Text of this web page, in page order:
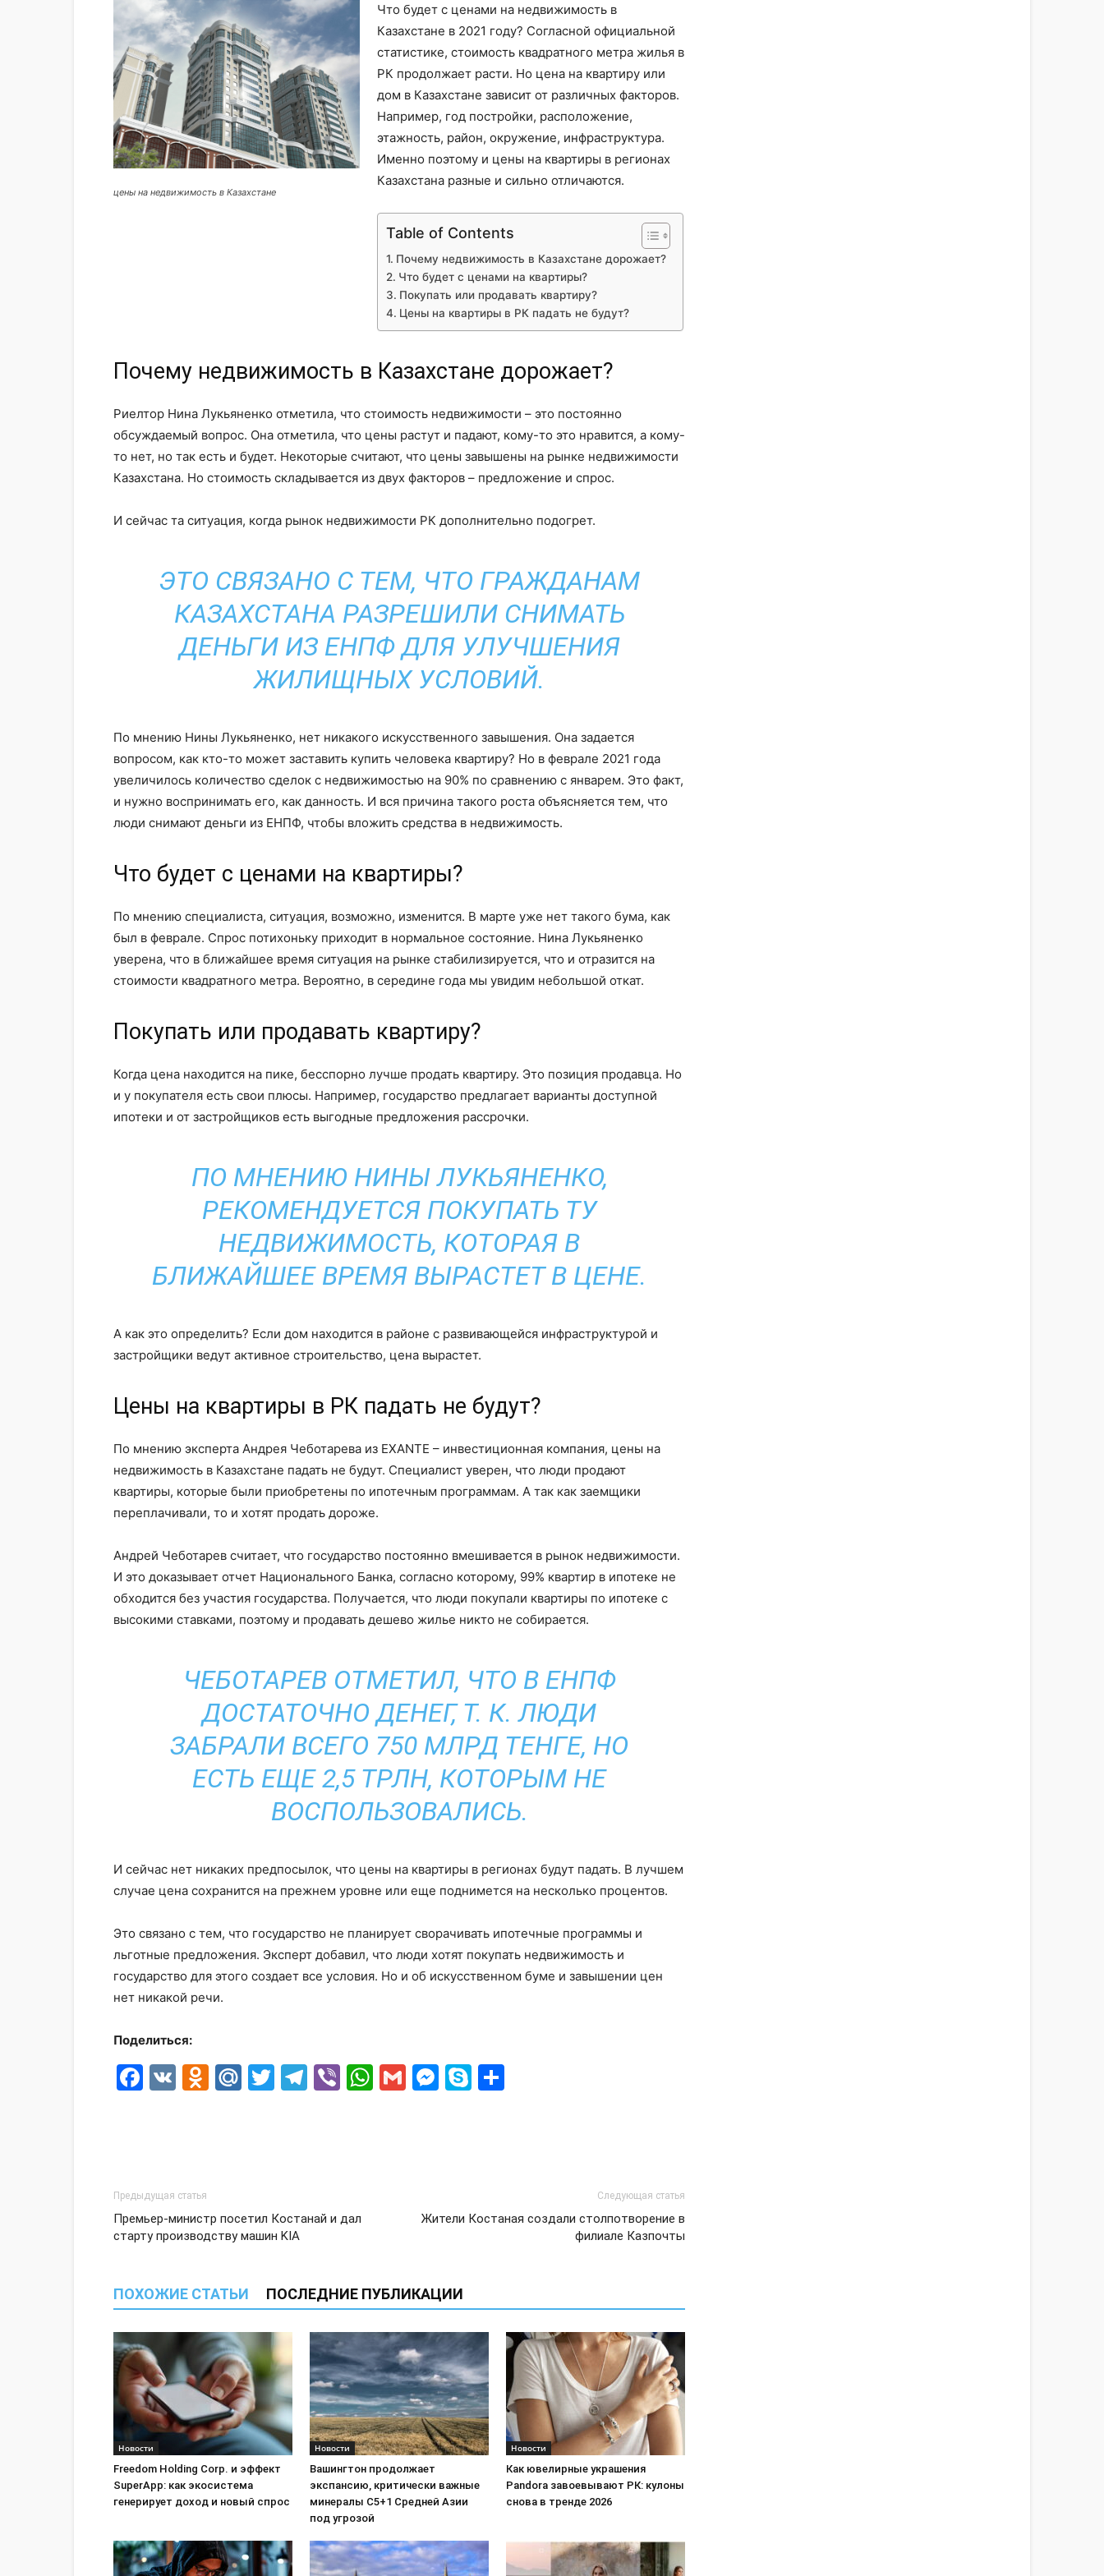
цены на недвижимость в Казахстане
Что будет с ценами на недвижимость в
Казахстане в 2021 году? Согласной официальной
статистике, стоимость квадратного метра жилья в
РК продолжает расти. Но цена на квартиру или
дом в Казахстане зависит от различных факторов.
Например, год постройки, расположение,
этажность, район, окружение, инфраструктура.
Именно поэтому и цены на квартиры в регионах
Казахстана разные и сильно отличаются.
Table of Contents
Почему недвижимость в Казахстане дорожает?
Что будет с ценами на квартиры?
Покупать или продавать квартиру?
Цены на квартиры в РК падать не будут?
Почему недвижимость в Казахстане дорожает?
Риелтор Нина Лукьяненко отметила, что стоимость недвижимости – это постоянно
обсуждаемый вопрос. Она отметила, что цены растут и падают, кому-то это нравится, а кому-
то нет, но так есть и будет. Некоторые считают, что цены завышены на рынке недвижимости
Казахстана. Но стоимость складывается из двух факторов – предложение и спрос.
И сейчас та ситуация, когда рынок недвижимости РК дополнительно подогрет.
ЭТО СВЯЗАНО С ТЕМ, ЧТО ГРАЖДАНАМ
КАЗАХСТАНА РАЗРЕШИЛИ СНИМАТЬ
ДЕНЬГИ ИЗ ЕНПФ ДЛЯ УЛУЧШЕНИЯ
ЖИЛИЩНЫХ УСЛОВИЙ.
По мнению Нины Лукьяненко, нет никакого искусственного завышения. Она задается
вопросом, как кто-то может заставить купить человека квартиру? Но в феврале 2021 года
увеличилось количество сделок с недвижимостью на 90% по сравнению с январем. Это факт,
и нужно воспринимать его, как данность. И вся причина такого роста объясняется тем, что
люди снимают деньги из ЕНПФ, чтобы вложить средства в недвижимость.
Что будет с ценами на квартиры?
По мнению специалиста, ситуация, возможно, изменится. В марте уже нет такого бума, как
был в феврале. Спрос потихоньку приходит в нормальное состояние. Нина Лукьяненко
уверена, что в ближайшее время ситуация на рынке стабилизируется, что и отразится на
стоимости квадратного метра. Вероятно, в середине года мы увидим небольшой откат.
Покупать или продавать квартиру?
Когда цена находится на пике, бесспорно лучше продать квартиру. Это позиция продавца. Но
и у покупателя есть свои плюсы. Например, государство предлагает варианты доступной
ипотеки и от застройщиков есть выгодные предложения рассрочки.
ПО МНЕНИЮ НИНЫ ЛУКЬЯНЕНКО,
РЕКОМЕНДУЕТСЯ ПОКУПАТЬ ТУ
НЕДВИЖИМОСТЬ, КОТОРАЯ В
БЛИЖАЙШЕЕ ВРЕМЯ ВЫРАСТЕТ В ЦЕНЕ.
А как это определить? Если дом находится в районе с развивающейся инфраструктурой и
застройщики ведут активное строительство, цена вырастет.
Цены на квартиры в РК падать не будут?
По мнению эксперта Андрея Чеботарева из EXANTE – инвестиционная компания, цены на
недвижимость в Казахстане падать не будут. Специалист уверен, что люди продают
квартиры, которые были приобретены по ипотечным программам. А так как заемщики
переплачивали, то и хотят продать дороже.
Андрей Чеботарев считает, что государство постоянно вмешивается в рынок недвижимости.
И это доказывает отчет Национального Банка, согласно которому, 99% квартир в ипотеке не
обходится без участия государства. Получается, что люди покупали квартиры по ипотеке с
высокими ставками, поэтому и продавать дешево жилье никто не собирается.
ЧЕБОТАРЕВ ОТМЕТИЛ, ЧТО В ЕНПФ
ДОСТАТОЧНО ДЕНЕГ, Т. К. ЛЮДИ
ЗАБРАЛИ ВСЕГО 750 МЛРД ТЕНГЕ, НО
ЕСТЬ ЕЩЕ 2,5 ТРЛН, КОТОРЫМ НЕ
ВОСПОЛЬЗОВАЛИСЬ.
И сейчас нет никаких предпосылок, что цены на квартиры в регионах будут падать. В лучшем
случае цена сохранится на прежнем уровне или еще поднимется на несколько процентов.
Это связано с тем, что государство не планирует сворачивать ипотечные программы и
льготные предложения. Эксперт добавил, что люди хотят покупать недвижимость и
государство для этого создает все условия. Но и об искусственном буме и завышении цен
нет никакой речи.
Поделиться:
Facebook
VK Odnoklassniki
Mail.Ru
Twitter
Telegram
ViberWhatsApp
GmailMessenger
Skype
Предыдущая статья
Премьер-министр посетил Костанай и дал
старту производству машин KIA
Следующая статья
Жители Костаная создали столпотворение в
филиале Казпочты
ПОХОЖИЕ СТАТЬИ ПОСЛЕДНИЕ ПУБЛИКАЦИИ
Новости
Freedom Holding Corp. и эффект
SuperApp: как экосистема
генерирует доход и новый спрос
Новости
Вашингтон продолжает
экспансию, критически важные
минералы C5+1 Средней Азии
под угрозой
Новости
Как ювелирные украшения
Pandora завоевывают РК: кулоны
снова в тренде 2026